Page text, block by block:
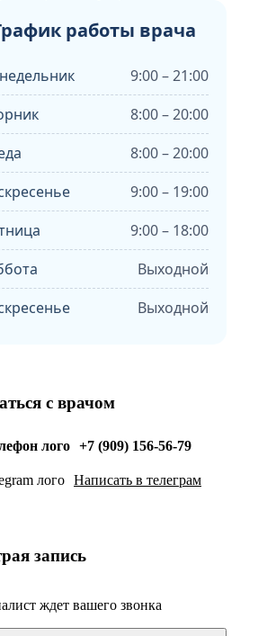
работы врача
9:00 – 21:00
8:00 – 20:00
8:00 – 20:00
9:00 – 19:00
9:00 – 18:00
Выходной
Выходной
с врачом
+7 (909) 156-56-79
Написать в телеграм
запись
ждет вашего звонка